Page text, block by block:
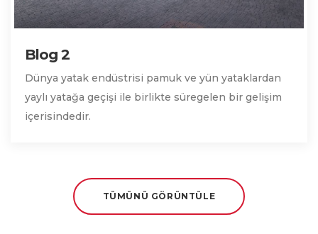
Blog 2
Dünya yatak endüstrisi pamuk ve yün yataklardan
yaylı yatağa geçişi ile birlikte süregelen bir gelişim
içerisindedir.
TÜMÜNÜ GÖRÜNTÜLE